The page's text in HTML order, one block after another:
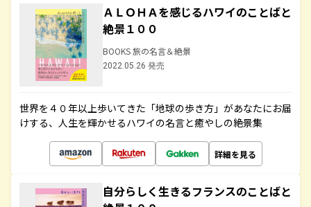
ＡＬＯＨＡを感じるハワイのことばと
絶景１００
BOOKS 旅の名言＆絶景
2022.05.26 発売
世界を４０年以上歩いてきた「地球の歩き方」があなたにお届
けする、人生を輝かせるハワイの名言と癒やしの絶景集
詳細を見る
自分らしく生きるフランスのことばと